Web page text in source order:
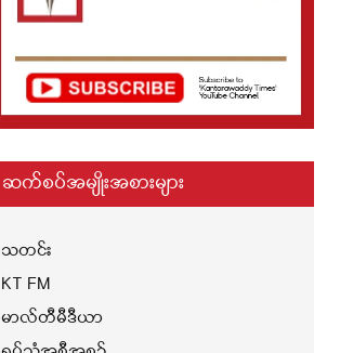
ဆက်စပ်အမျိုးအစားများ
သတင်း
KT FM
မာလ်တီမီဒီယာ